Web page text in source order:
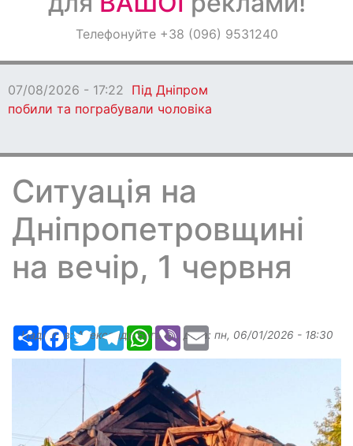
ОголошенняТелефонуйте +38 (096) 9531240
07/08/2026 - 17:22 Під Дніпром
побили та пограбували чоловіка
Ситуація на
Дніпропетровщині
на вечір, 1 червня
РесурсFacebook
TwitterTelegramWhatsApp
ViberEmail
Надіслав:Александр Бугаев, дата: пн, 06/01/2026 - 18:30